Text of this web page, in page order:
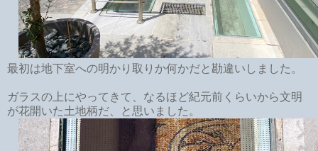
最初は地下室への明かり取りか何かだと勘違いしました。
ガラスの上にやってきて、なるほど紀元前くらいから文明
が花開いた土地柄だ、と思いました。